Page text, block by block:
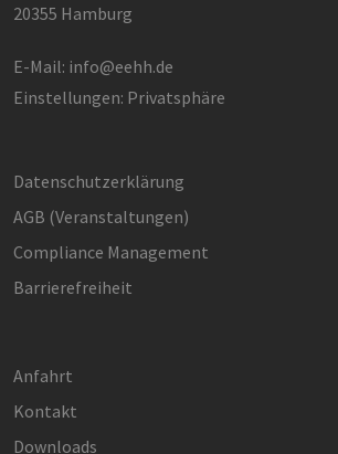
20355 Hamburg
E-Mail: info@eehh.de
Einstellungen: Privatsphäre
Datenschutzerklärung
AGB (Ver­an­stal­tun­gen)
Compliance Management
Barrierefreiheit
Anfahrt
Kontakt
Downloads